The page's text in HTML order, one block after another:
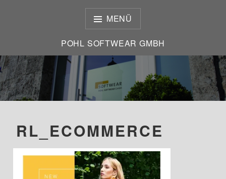
MENÜ
POHL SOFTWEAR GMBH
POHL SOFTWEAR GMBH
RL_ECOMMERCE